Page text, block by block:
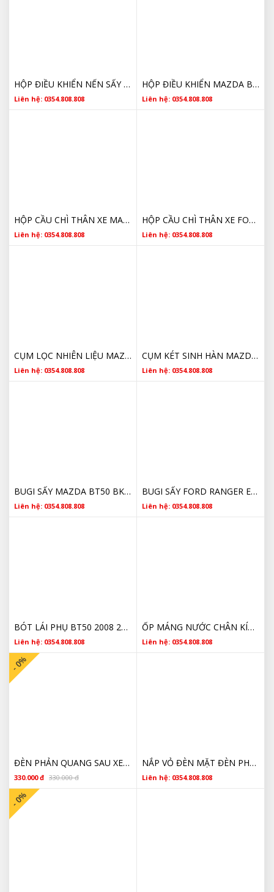
HỘP ĐIỀU KHIỂN NẾN SẤY MAZDA BT50 CC1112B533AB 2012 2013 2014 2015 2016 2017 2018 2019 2020 2021 2022
Liên hệ: 0354.808.808
HỘP ĐIỀU KHIỂN MAZDA BT50 AB3912B565CA
Liên hệ: 0354.808.808
HỘP CẦU CHÌ THÂN XE MAZDA BT50 HỘP GEM HỘP BCM DB3914A073BF 2013 2014 2015 2016
Liên hệ: 0354.808.808
HỘP CẦU CHÌ THÂN XE FORD RANGER MAZDA BT50 HỘP GEM HỘP BCM DB3914A073BF 2013 2014 2015 2016
Liên hệ: 0354.808.808
CỤM LỌC NHIÊN LIỆU MAZDA BT50 AB399155DD CHÍNH HÃNG
Liên hệ: 0354.808.808
CỤM KÉT SINH HÀN MAZDA BT50 BB3Q6B624EA
Liên hệ: 0354.808.808
BUGI SẤY MAZDA BT50 BK3Q6M090AB CHÍNH HÃNG
Liên hệ: 0354.808.808
BUGI SẤY FORD RANGER EVEREST BT50 BK3Q6M090AB
Liên hệ: 0354.808.808
BÓT LÁI PHỤ BT50 2008 2009 2010 2011 2012 UA3N32320A
Liên hệ: 0354.808.808
ỐP MÁNG NƯỚC CHÂN KÍNH MAZDA BT50 2022 2023 2024 2025 CHÍNH HÃNG
Liên hệ: 0354.808.808
ĐÈN PHẢN QUANG SAU XE MAZDA BT50 GIÁ RẺ
330.000 đ 330.000 đ
- 0%
NẮP VỎ ĐÈN MẶT ĐÈN PHA MAZDA BT50
Liên hệ: 0354.808.808
- 0%